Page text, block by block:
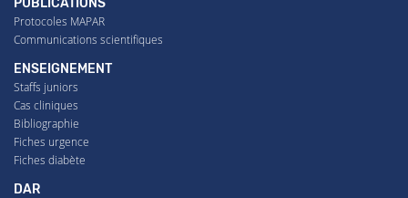
Protocoles MAPAR
Communications scientifiques
ENSEIGNEMENT
Staffs juniors
Cas cliniques
Bibliographie
Fiches urgence
Fiches diabète
DAR